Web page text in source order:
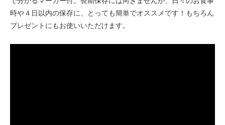
時や４日以内の保存に、とっても簡単でオススメです！もちろん
プレゼントにもお使いいただけます。